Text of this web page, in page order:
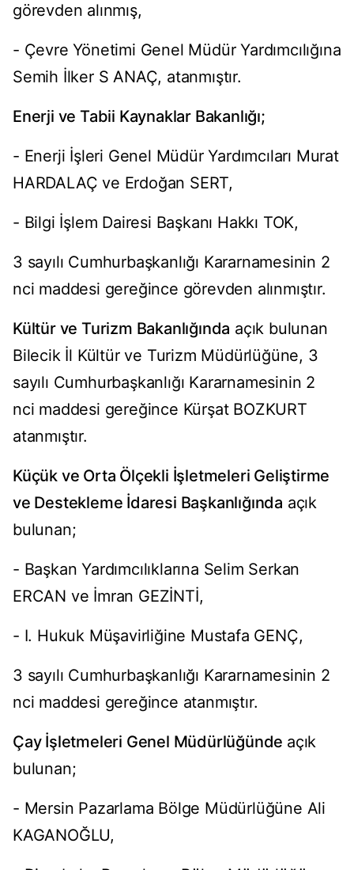
görevden alınmış,
- Çevre Yönetimi Genel Müdür Yardımcılığına
Semih İlker S ANAÇ, atanmıştır.
Enerji ve Tabii Kaynaklar Bakanlığı;
- Enerji İşleri Genel Müdür Yardımcıları Murat
HARDALAÇ ve Erdoğan SERT,
- Bilgi İşlem Dairesi Başkanı Hakkı TOK,
3 sayılı Cumhurbaşkanlığı Kararnamesinin 2
nci maddesi gereğince görevden alınmıştır.
Kültür ve Turizm Bakanlığında açık bulunan
Bilecik İl Kültür ve Turizm Müdürlüğüne, 3
sayılı Cumhurbaşkanlığı Kararnamesinin 2
nci maddesi gereğince Kürşat BOZKURT
atanmıştır.
Küçük ve Orta Ölçekli İşletmeleri Geliştirme
ve Destekleme İdaresi Başkanlığında açık
bulunan;
- Başkan Yardımcılıklarına Selim Serkan
ERCAN ve İmran GEZİNTİ,
- I. Hukuk Müşavirliğine Mustafa GENÇ,
3 sayılı Cumhurbaşkanlığı Kararnamesinin 2
nci maddesi gereğince atanmıştır.
Çay İşletmeleri Genel Müdürlüğünde açık
bulunan;
- Mersin Pazarlama Bölge Müdürlüğüne Ali
KAGANOĞLU,